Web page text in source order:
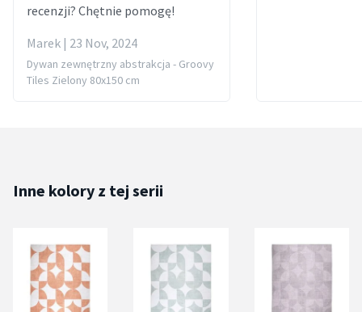
recenzji? Chętnie pomogę!
Marek | 23 Nov, 2024
Dywan zewnętrzny abstrakcja - Groovy
Tiles Zielony 80x150 cm
Inne kolory z tej serii